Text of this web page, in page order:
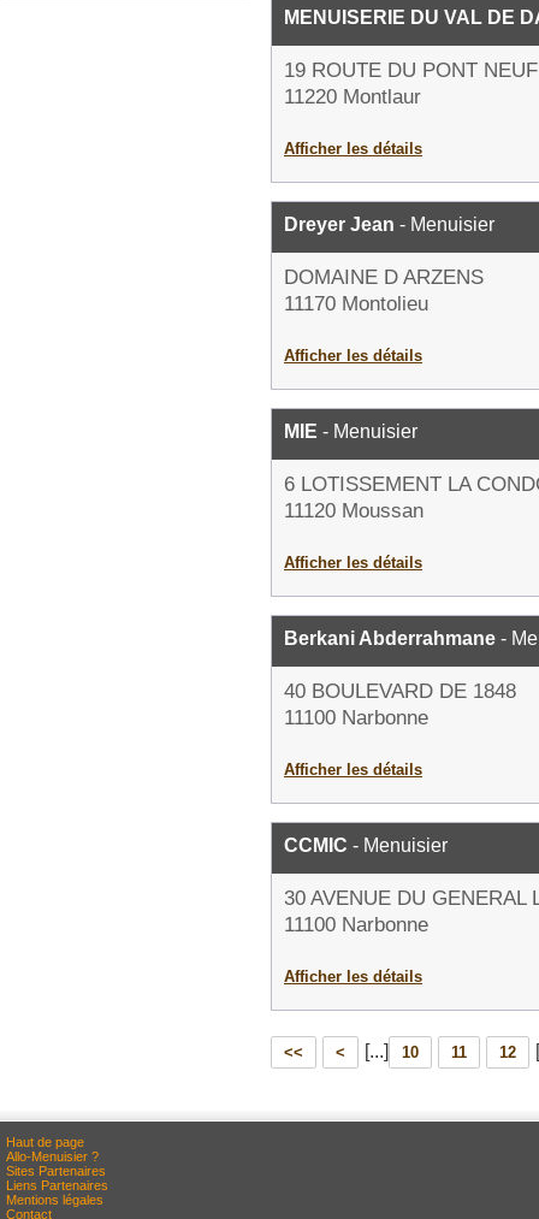
MENUISERIE DU VAL DE
19 ROUTE DU PONT NEUF
11220 Montlaur
Afficher les détails
Dreyer Jean - Menuisier
DOMAINE D ARZENS
11170 Montolieu
Afficher les détails
MIE - Menuisier
6 LOTISSEMENT LA
11120 Moussan
Afficher les détails
Berkani Abderrahmane -
40 BOULEVARD DE 1848
11100 Narbonne
Afficher les détails
CCMIC - Menuisier
30 AVENUE DU GENERAL
11100 Narbonne
Afficher les détails
<< < [...] 10 11 12
Haut de page
Allo-Menuisier ?
Sites Partenaires
Liens Partenaires
Mentions légales
Contact